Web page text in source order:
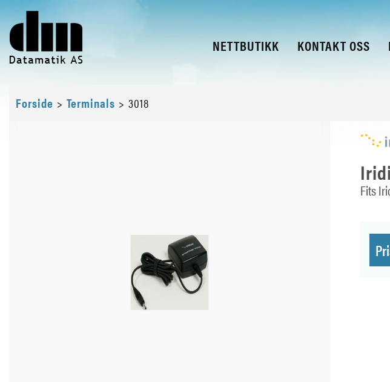
NETTBUTIKK KONTAKT OSS
Forside > Terminals > 3018
Fits